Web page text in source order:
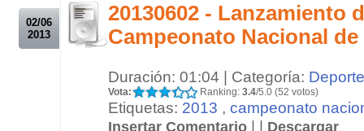
02/06
2013
20130602 - Lanzamiento
Campeonato Nacional de
Duración: 01:04 | Categoría:
Vota: Ranking: 3.4/5.0 (52 votos)
Etiquetas: 2013 , campeonato
Insertar Comentario | | Descargar